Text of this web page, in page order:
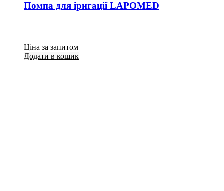
Помпа для іригації LAPOMED
Ціна за запитом
Додати в кошик